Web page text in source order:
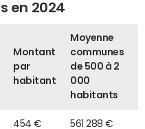
en 2024
Montant
par
habitant
Moyenne
communes
de 500 à 2
000
habitants
454 € 561 288 €